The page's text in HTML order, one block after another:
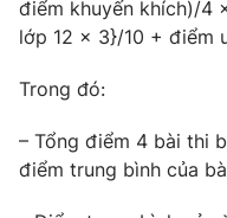
Cơ quan báo chí:Thời
Giấy phép hoạt động báo
Tổng Biên tập:
Phó Tổng Biên tập:
Nguyễn Trọng Ninh
điểm khuyến khích)/4
lớp 12 x 3}/10 + điểm
Trong đó:
– Tổng điểm 4 bài thi
điểm trung bình của